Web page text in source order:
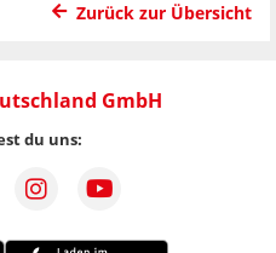
Zurück zur Übersicht
GmbH
du uns: